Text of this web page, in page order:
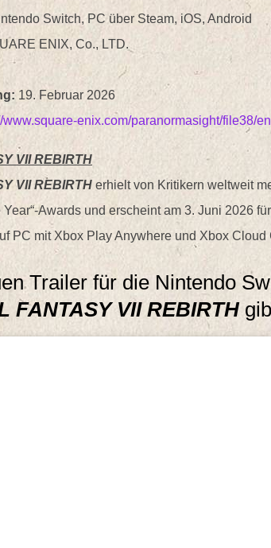
Switch, PC über Steam, iOS, Android
ENIX, Co., LTD.
19. Februar 2026
www.square-enix.com/paranormasight/file38/
VII REBIRTH
VII REBIRTH erhielt von Kritikern weltweit
Year“-Awards und erscheint am 3. Juni 2026
PC mit Xbox Play Anywhere und Xbox Cloud
Trailer für die Nintendo
FANTASY VII REBIRTH